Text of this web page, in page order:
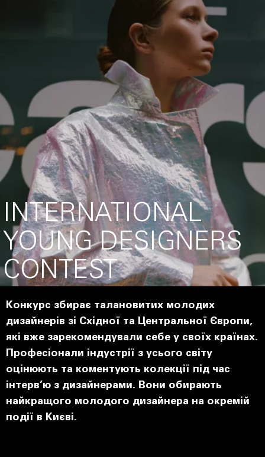
INTERNATIONAL
YOUNG DESIGNERS
CONTEST
Конкурс збирає талановитих молодих
дизайнерів зі Східної та Центральної Європи,
які вже зарекомендували себе у своїх країнах.
Професіонали індустрії з усього світу
оцінюють та коментують колекції під час
інтерв’ю з дизайнерами. Вони обирають
найкращого молодого дизайнера на окремій
події в Києві.